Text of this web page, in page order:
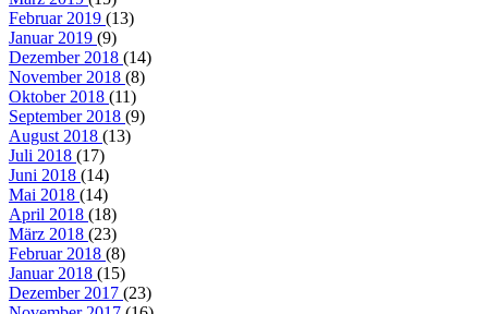
Februar 2019 (13)
Januar 2019 (9)
Dezember 2018 (14)
November 2018 (8)
Oktober 2018 (11)
September 2018 (9)
August 2018 (13)
Juli 2018 (17)
Juni 2018 (14)
Mai 2018 (14)
April 2018 (18)
März 2018 (23)
Februar 2018 (8)
Januar 2018 (15)
Dezember 2017 (23)